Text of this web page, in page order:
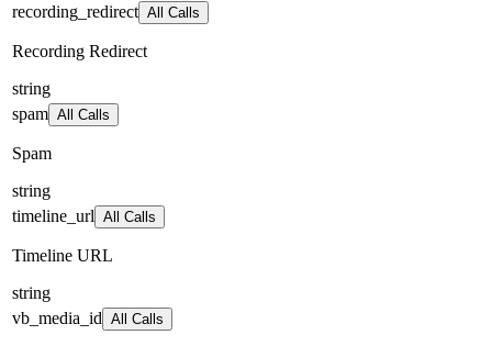
recording_redirect All Calls
Recording Redirect
string
spam All Calls
Spam
string
timeline_url All Calls
Timeline URL
string
vb_media_id All Calls